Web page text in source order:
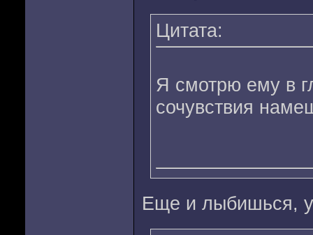
Цитата:
Я смотрю ему в
сочувствия
Еще и лыбишься,